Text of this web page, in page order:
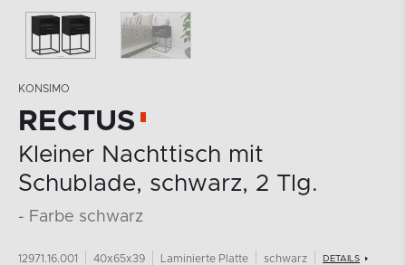
KONSIMO
RECTUS
Kleiner Nachttisch mit
Schublade, schwarz, 2 Tlg.
- Farbe schwarz
12971.16.001 40x65x39 Laminierte Platte schwarz DETAILS